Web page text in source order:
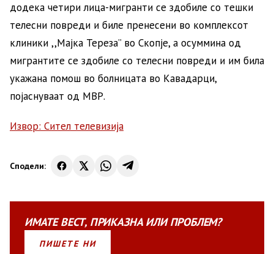
додека четири лица-мигранти се здобиле со тешки
телесни повреди и биле пренесени во комплексот
клиники ,,Мајка Тереза” во Скопје, а осуммина од
мигрантите се здобиле со телесни повреди и им била
укажана помош во болницата во Кавадарци,
појаснуваат од МВР.
Извор: Сител телевизија
Сподели:
ИМАТЕВЕСТ, ПРИКАЗНАИЛИПРОБЛЕМ?
ПИШЕТЕ НИ